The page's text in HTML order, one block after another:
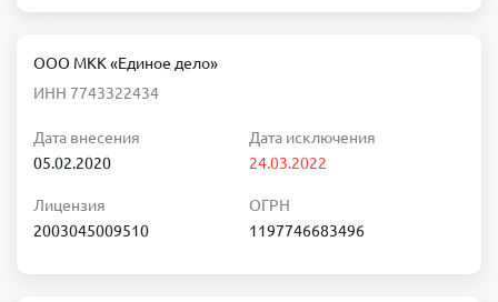
ООО МКК «Единое дело»
ИНН 7743322434
Дата внесения
05.02.2020
Дата исключения
24.03.2022
Лицензия
2003045009510
ОГРН
1197746683496